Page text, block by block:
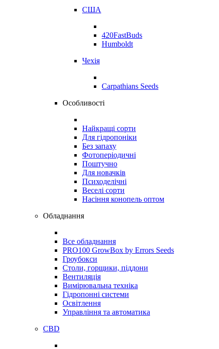
США
420FastBuds
Humboldt
Чехія
Carpathians Seeds
Особливості
Найкращі сорти
Для гідропоніки
Без запаху
Фотоперіодичні
Поштучно
Для новачків
Психоделічні
Веселі сорти
Насіння конопель оптом
Обладнання
Все обладнання
PRO100 GrowBox by Errors Seeds
Гроубокси
Столи, горщики, піддони
Вентиляція
Вимірювальна техніка
Гідропонні системи
Освітлення
Управління та автоматика
CBD